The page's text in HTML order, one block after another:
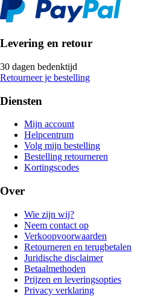
Levering en retour
30 dagen bedenktijd
Retourneer je bestelling
Diensten
Mijn account
Helpcentrum
Volg mijn bestelling
Bestelling retourneren
Kortingscodes
Over
Wie zijn wij?
Neem contact op
Verkoopvoorwaarden
Retourneren en terugbetalen
Juridische disclaimer
Betaalmethoden
Prijzen en leveringsopties
Privacy verklaring